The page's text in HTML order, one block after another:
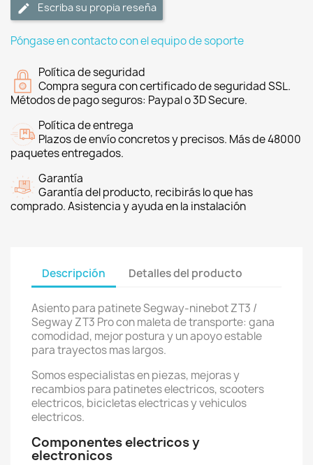
Escriba su propia reseña
Póngase en contacto con el equipo de soporte
Política de seguridad
Compra segura con certificado de seguridad SSL.
Métodos de pago seguros: Paypal o 3D Secure.
Política de entrega
Plazos de envío concretos y precisos. Más de 48000
paquetes entregados.
Garantía
Garantía del producto, recibirás lo que has
comprado. Asistencia y ayuda en la instalación
Descripción Detalles del producto
Asiento para patinete Segway-ninebot ZT3 /
Segway ZT3 Pro con maleta de transporte: gana
comodidad, mejor postura y un apoyo estable
para trayectos mas largos.
Somos especialistas en piezas, mejoras y
recambios para patinetes electricos, scooters
electricos, bicicletas electricas y vehiculos
electricos.
Componentes electricos y
electronicos